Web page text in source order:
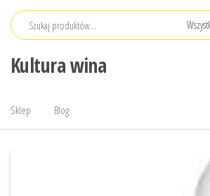
Przejdź
Kultura wina
Sklep Blog